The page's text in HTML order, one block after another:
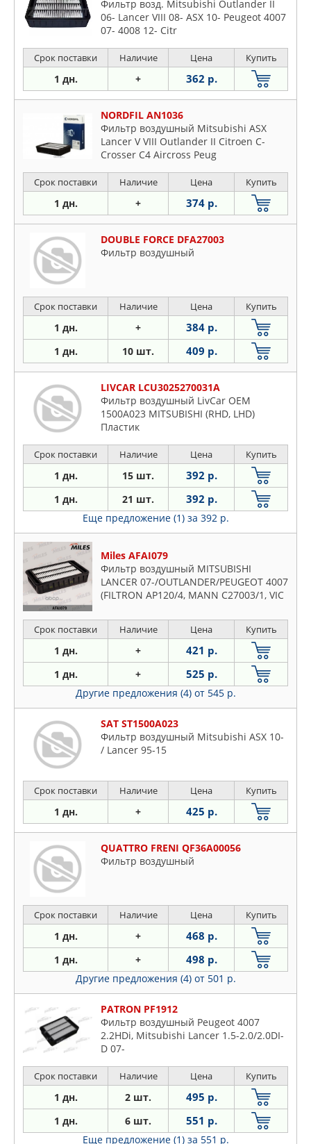
Фильтр возд. Mitsubishi Outlander II
06- Lancer VIII 08- ASX 10- Peugeot 4007
07- 4008 12- Citr
Срок поставки Наличие Цена Купить
1 дн. + 362 р.
NORDFIL AN1036
Фильтр воздушный Mitsubishi ASX
Lancer V VIII Outlander II Citroen C-
Crosser C4 Aircross Peug
Срок поставки Наличие Цена Купить
1 дн. + 374 р.
DOUBLE FORCE DFA27003
Фильтр воздушный
Срок поставки Наличие Цена Купить
1 дн. + 384 р.
1 дн. 10 шт. 409 р.
LIVCAR LCU3025270031A
Фильтр воздушный LivCar ОЕМ
1500A023 MITSUBISHI (RHD, LHD)
Пластик
Срок поставки Наличие Цена Купить
1 дн. 15 шт. 392 р.
1 дн. 21 шт. 392 р.
Еще предложение (1) за 392 р.
Miles AFAI079
Фильтр воздушный MITSUBISHI
LANCER 07-/OUTLANDER/PEUGEOT 4007
(FILTRON AP120/4, MANN C27003/1, VIC
Срок поставки Наличие Цена Купить
1 дн. + 421 р.
1 дн. + 525 р.
Другие предложения (4) от 545 р.
SAT ST1500A023
Фильтр воздушный Mitsubishi ASX 10-
/ Lancer 95-15
Срок поставки Наличие Цена Купить
1 дн. + 425 р.
QUATTRO FRENI QF36A00056
Фильтр воздушный
Срок поставки Наличие Цена Купить
1 дн. + 468 р.
1 дн. + 498 р.
Другие предложения (4) от 501 р.
PATRON PF1912
Фильтр воздушный Peugeot 4007
2.2HDi, Mitsubishi Lancer 1.5-2.0/2.0DI-
D 07-
Срок поставки Наличие Цена Купить
1 дн. 2 шт. 495 р.
1 дн. 6 шт. 551 р.
Еще предложение (1) за 551 р.